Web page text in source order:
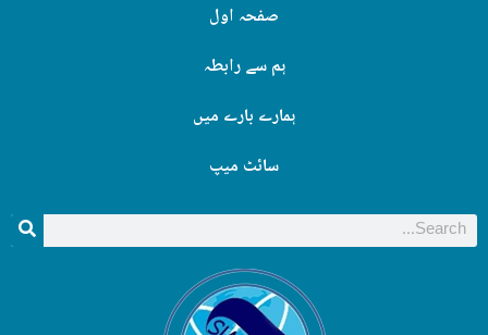
صفحہ اول
ہم سے رابطہ
ہمارے بارے میں
سائٹ میپ